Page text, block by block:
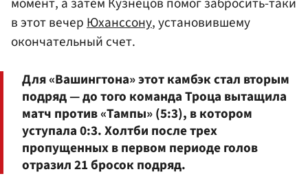
в этот вечерЮханссону, установившему
окончательный счет.
Для «Вашингтона» этот камбэк стал вторым
подряд — до того команда Троца вытащила
матч против «Тампы» (5:3), в котором
уступала 0:3. Холтби после трех
пропущенных в первом периоде голов
отразил 21 бросок подряд.